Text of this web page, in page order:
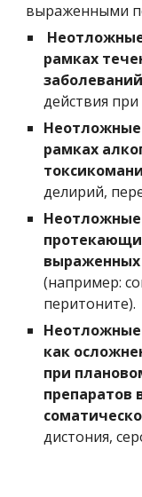
выраженными
рамках
заболеваний
действия
Неотложные
рамках
делирий,
Неотложные
выраженных
(например:
перитоните).
Неотложные
как
при
препаратов
дистония,